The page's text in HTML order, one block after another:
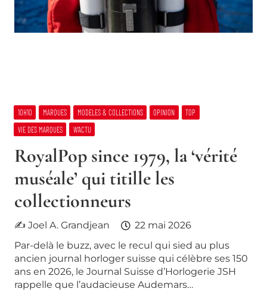
10H10 MARQUES MODELES & COLLECTIONS OPINION
TOP
VIE DES MARQUES
W’ACTU
RoyalPop since 1979, la ‘vérité
muséale’ qui titille les
collectionneurs
✍ Joel A. Grandjean
22 mai 2026
Par-delà le buzz, avec le recul qui sied au plus
ancien journal horloger suisse qui célèbre ses 150
ans en 2026, le Journal Suisse d’Horlogerie JSH
rappelle que l’audacieuse Audemars…